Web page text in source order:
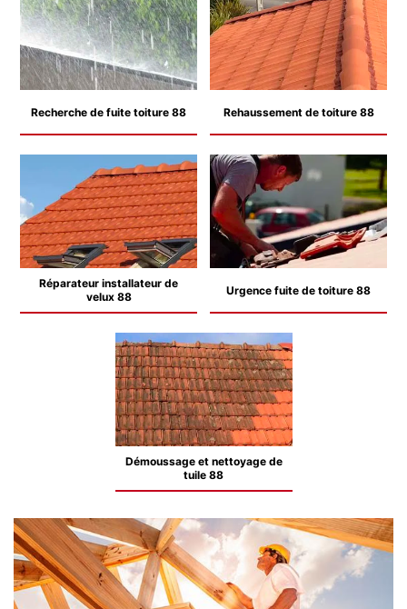
Recherche de fuite toiture 88 Rehaussement de toiture 88
Réparateur installateur de
velux 88
Urgence fuite de toiture 88
Démoussage et nettoyage de
tuile 88